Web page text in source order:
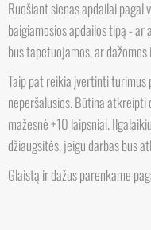
Ruošiant sienas apdailai
baigiamosios apdailos tipą -
bus tapetuojamos, ar
Taip pat reikia įvertinti turimus
neperšalusios. Būtina
mažesnė +10 laipsniai.
džiaugsitės, jeigu darbas bus
Glaistą ir dažus parenkame